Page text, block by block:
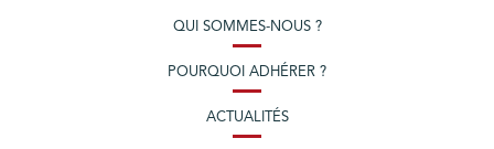
QUI SOMMES-NOUS ?
POURQUOI ADHÉRER ?
ACTUALITÉS